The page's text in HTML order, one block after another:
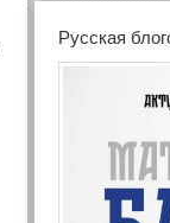
Русская